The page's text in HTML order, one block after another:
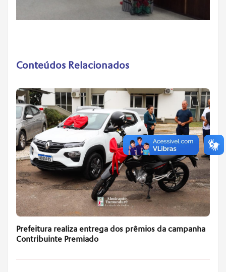
Conteúdos Relacionados
Prefeitura realiza entrega dos prêmios da campanha
Contribuinte Premiado